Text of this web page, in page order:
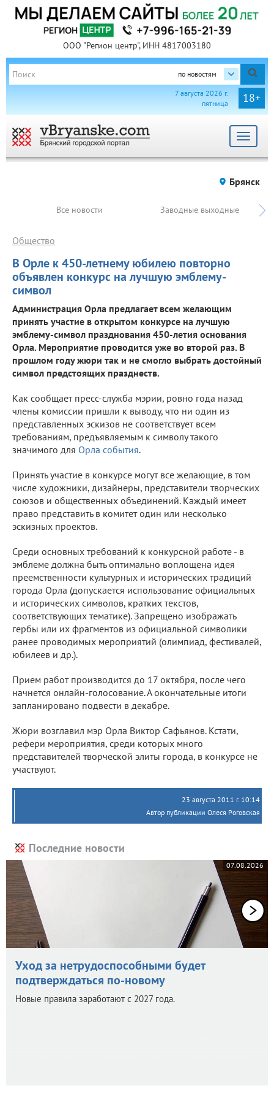
ООО "Регион центр", ИНН 4817003180
по новостям
18+
7 августа 2026 г.
пятница
Toggle
Брянск
Все новости Заводные выходные
В Орле к 450-летнему юбилею повторно
объявлен конкурс на лучшую эмблему-
символ
Общество
Администрация Орла предлагает всем желающим
принять участие в открытом конкурсе на лучшую
эмблему-символ празднования 450-летия основания
Орла. Мероприятие проводится уже во второй раз. В
прошлом году жюри так и не смогло выбрать достойный
символ предстоящих празднеств.
Как сообщает пресс-служба мэрии, ровно года назад
члены комиссии пришли к выводу, что ни один из
представленных эскизов не соответствует всем
требованиям, предъявляемым к символу такого
значимого для Орла события.
Принять участие в конкурсе могут все желающие, в том
числе художники, дизайнеры, представители творческих
союзов и общественных объединений. Каждый имеет
право представить в комитет один или несколько
эскизных проектов.
Среди основных требований к конкурсной работе - в
эмблеме должна быть оптимально воплощена идея
преемственности культурных и исторических традиций
города Орла (допускается использование официальных
и исторических символов, кратких текстов,
соответствующих тематике). Запрещено изображать
гербы или их фрагментов из официальной символики
ранее проводимых мероприятий (олимпиад, фестивалей,
юбилеев и др.).
Прием работ производится до 17 октября, после чего
начнется онлайн-голосование. А окончательные итоги
запланировано подвести в декабре.
Жюри возглавил мэр Орла Виктор Сафьянов. Кстати,
рефери мероприятия, среди которых много
представителей творческой элиты города, в конкурсе не
участвуют.
23 августа 2011 г. 10:14
Автор публикации Олеся Роговская
Последние новости
07.08.2026
Уход за нетрудоспособными будет
подтверждаться по-новому
Новые правила заработают с 2027 года.